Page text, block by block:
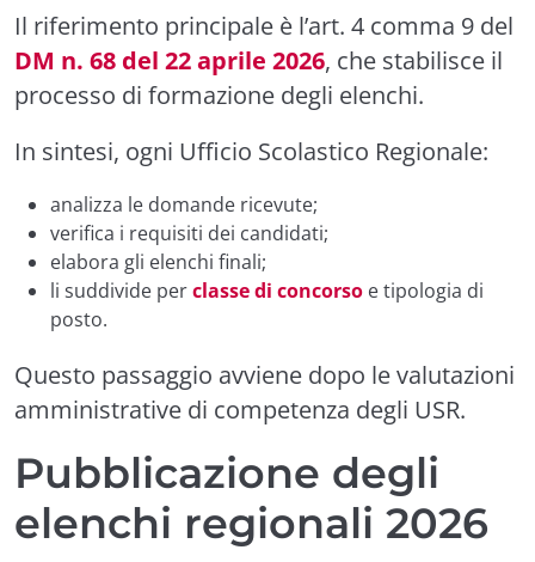
Il riferimento principale è l’art. 4 comma 9 del
DM n. 68 del 22 aprile 2026, che stabilisce il
processo di formazione degli elenchi.
In sintesi, ogni Ufficio Scolastico Regionale:
analizza le domande ricevute;
verifica i requisiti dei candidati;
elabora gli elenchi finali;
li suddivide perclasse di concorso e tipologia di
posto.
Questo passaggio avviene dopo le valutazioni
amministrative di competenza degli USR.
Pubblicazione degli
elenchi regionali 2026